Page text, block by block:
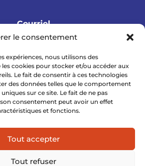
le consentement
expériences, nous utilisons des
cookies pour stocker et/ou accéder aux
Le fait de consentir à ces technologies
des données telles que le comportement
sur ce site. Le fait de ne pas
consentement peut avoir un effet
et fonctions.
Tout accepter
Tout refuser
Courriel
Téléphone
(514) 952-5534